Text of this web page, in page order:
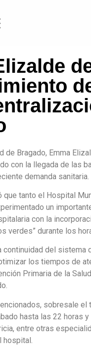
de Bragado, Emma
con la llegada de las
demanda sanitaria.
que tanto el Hospital
un
con la
verdes” durante los
del sistema
los tiempos de
Primaria de la
sobresale el
hasta las 22 horas
entre otras
hospital.